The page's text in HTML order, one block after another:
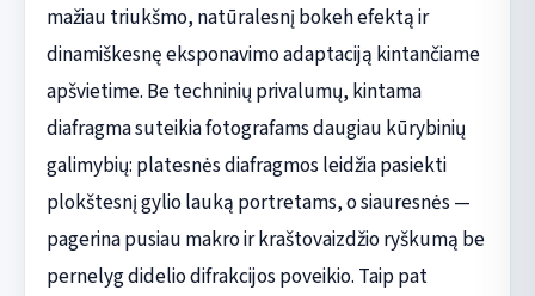
mažiau triukšmo, natūralesnį bokeh efektą ir
dinamiškesnę eksponavimo adaptaciją kintančiame
apšvietime. Be techninių privalumų, kintama
diafragma suteikia fotografams daugiau kūrybinių
galimybių: platesnės diafragmos leidžia pasiekti
plokštesnį gylio lauką portretams, o siauresnės —
pagerina pusiau makro ir kraštovaizdžio ryškumą be
pernelyg didelio difrakcijos poveikio. Taip pat